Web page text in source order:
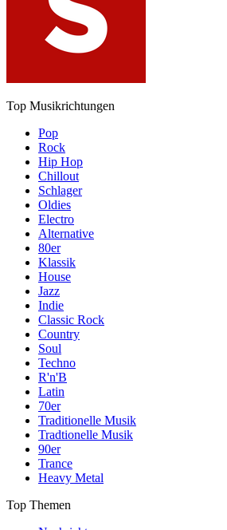
Top Musikrichtungen
Pop
Rock
Hip Hop
Chillout
Schlager
Oldies
Electro
Alternative
80er
Klassik
House
Jazz
Indie
Classic Rock
Country
Soul
Techno
R'n'B
Latin
70er
Traditionelle Musik
Tradtionelle Musik
90er
Trance
Heavy Metal
Top Themen